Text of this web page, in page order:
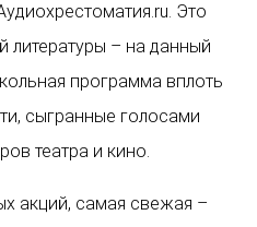
Это
литературы – на данный
программа вплоть
сыгранные голосами
театра и кино.
акций, самая свежая –